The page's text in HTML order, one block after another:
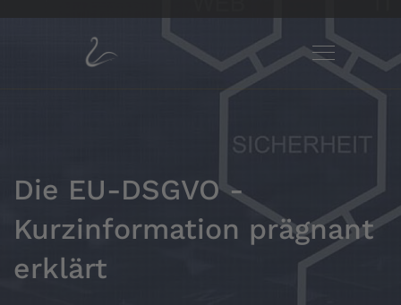
Die EU-DSGVO -
Kurzinformation prägnant
erklärt